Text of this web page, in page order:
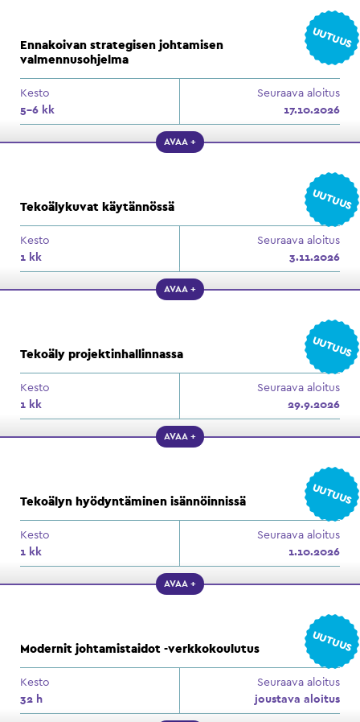
Ennakoivan strategisen johtamisen
valmennusohjelma
Kesto
5–6 kk
Seuraava aloitus
17.10.2026
AVAA +
UUTUUS
Tekoälykuvat käytännössä
Kesto
1 kk
Seuraava aloitus
3.11.2026
AVAA +
UUTUUS
Tekoäly projektinhallinnassa
Kesto
1 kk
Seuraava aloitus
29.9.2026
AVAA +
UUTUUS
Tekoälyn hyödyntäminen isännöinnissä
Kesto
1 kk
Seuraava aloitus
1.10.2026
AVAA +
UUTUUS
Modernit johtamistaidot -verkkokoulutus
Kesto
32 h
Seuraava aloitus
joustava aloitus
UUTUUS